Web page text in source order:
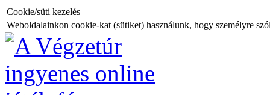
Cookie/süti kezelés
Weboldalainkon cookie-kat (sütiket) használunk, hogy személyre